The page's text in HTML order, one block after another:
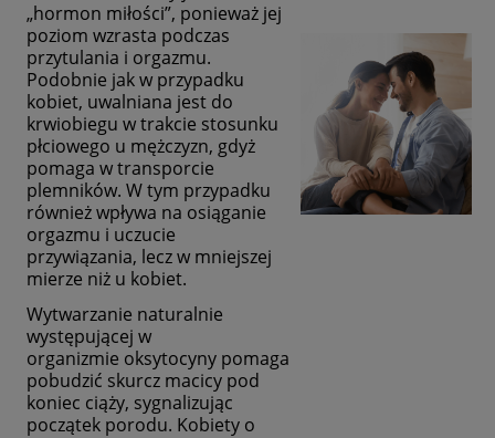
„hormon miłości”, ponieważ jej
poziom wzrasta podczas
przytulania i orgazmu.
Podobnie jak w przypadku
kobiet, uwalniana jest do
krwiobiegu w trakcie stosunku
płciowego u mężczyzn, gdyż
pomaga w transporcie
plemników. W tym przypadku
również wpływa na osiąganie
orgazmu i uczucie
przywiązania, lecz w mniejszej
mierze niż u kobiet.
Wytwarzanie naturalnie
występującej w
organizmie oksytocyny pomaga
pobudzić skurcz macicy pod
koniec ciąży, sygnalizując
początek porodu. Kobiety o